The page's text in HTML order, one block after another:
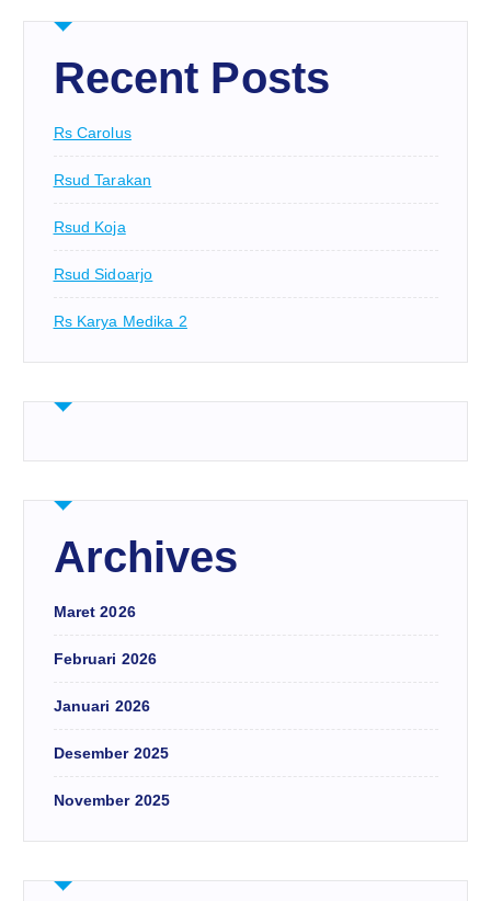
Recent Posts
Rs Carolus
Rsud Tarakan
Rsud Koja
Rsud Sidoarjo
Rs Karya Medika 2
Archives
Maret 2026
Februari 2026
Januari 2026
Desember 2025
November 2025